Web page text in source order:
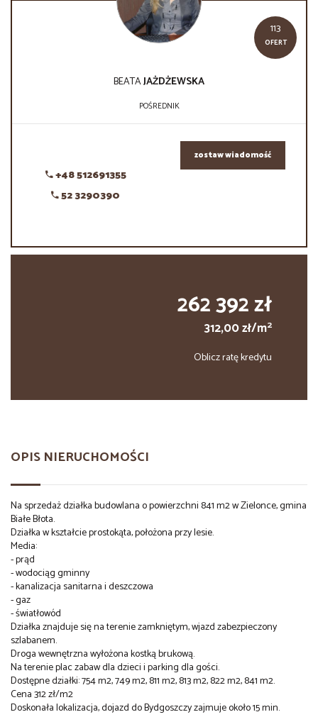
113
OFERT
BEATAJAŻDŻEWSKA
POŚREDNIK
+48 512691355
52 3290390
zostaw wiadomość
262 392 zł
312,00 zł/m2
Oblicz ratę kredytu
OPIS NIERUCHOMOŚCI
Na sprzedaż działka budowlana o powierzchni 841 m2 w Zielonce, gmina
Białe Błota.
Działka w kształcie prostokąta, położona przy lesie.
Media:
- prąd
- wodociąg gminny
- kanalizacja sanitarna i deszczowa
- gaz
- światłowód
Działka znajduje się na terenie zamkniętym, wjazd zabezpieczony
szlabanem.
Droga wewnętrzna wyłożona kostką brukową.
Na terenie plac zabaw dla dzieci i parking dla gości.
Dostępne działki: 754 m2, 749 m2, 811 m2, 813 m2, 822 m2, 841 m2.
Cena 312 zł/m2
Doskonała lokalizacja, dojazd do Bydgoszczy zajmuje około 15 min.